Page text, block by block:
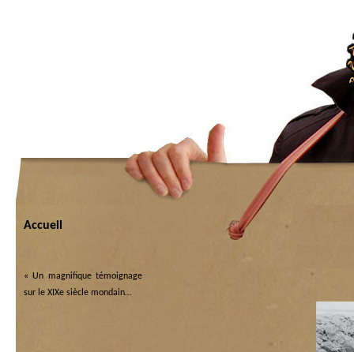
Accueil
«Un magnifique témoignage
sur le XIXe siècle mondain…